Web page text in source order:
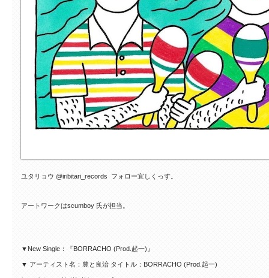
ユタリョウ @iribitari_records フォロー宜しくっす。
アートワークはscumboy 氏が担当。
▼New Single：『BORRACHO (Prod.起一)』
▼ アーティスト名：豊と良治 タイトル：BORRACHO (Prod.起一)